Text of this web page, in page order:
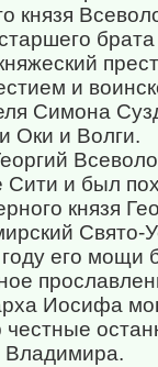
князя
и
Симона
Оки и Волги.
Сити и был
князя
Свято-
его мощи
Иосифа
честные
Владимира.